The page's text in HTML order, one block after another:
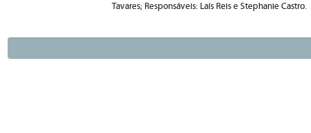
Tavares; Responsáveis: Laís Reis e Stephanie Castro.